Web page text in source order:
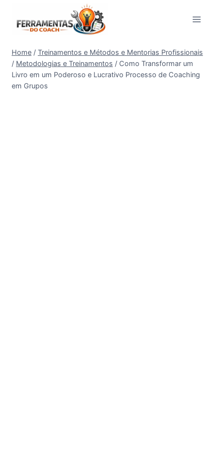
para
Home / Treinamentos e Métodos e Mentorias Profissionais
/ Metodologias e Treinamentos / Como Transformar um
Livro em um Poderoso e Lucrativo Processo de Coaching
em Grupos